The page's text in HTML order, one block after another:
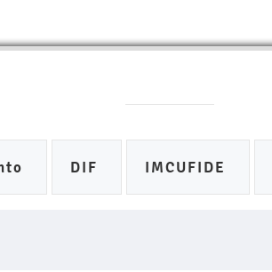
DIF IMCUFIDE